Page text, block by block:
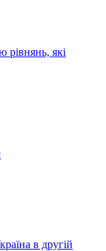
рівнянь, які
в другій